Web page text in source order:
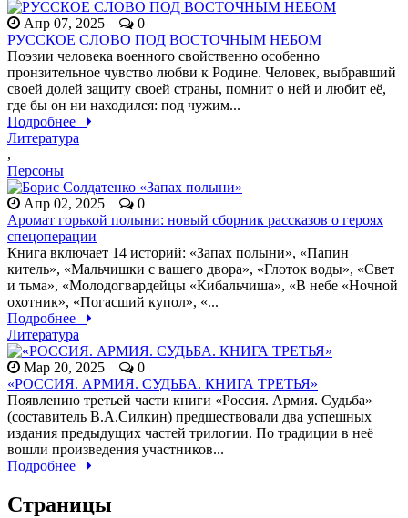
Апр 07, 2025
0
РУССКОЕ СЛОВО ПОД ВОСТОЧНЫМ НЕБОМ
Поэзии человека военного свойственно особенно
пронзительное чувство любви к Родине. Человек, выбравший
своей долей защиту своей страны, помнит о ней и любит её,
где бы он ни находился: под чужим...
Подробнее
Литература
,
Персоны
Апр 02, 2025
0
Аромат горькой полыни: новый сборник рассказов о героях
спецоперации
Книга включает 14 историй: «Запах полыни», «Папин
китель», «Мальчишки с вашего двора», «Глоток воды», «Свет
и тьма», «Молодогвардейцы «Кибальчиша», «В небе «Ночной
охотник», «Погасший купол», «...
Подробнее
Литература
Мар 20, 2025
0
«РОССИЯ. АРМИЯ. СУДЬБА. КНИГА ТРЕТЬЯ»
Появлению третьей части книги «Россия. Армия. Судьба»
(составитель В.А.Силкин) предшествовали два успешных
издания предыдущих частей трилогии. По традиции в неё
вошли произведения участников...
Подробнее
Страницы